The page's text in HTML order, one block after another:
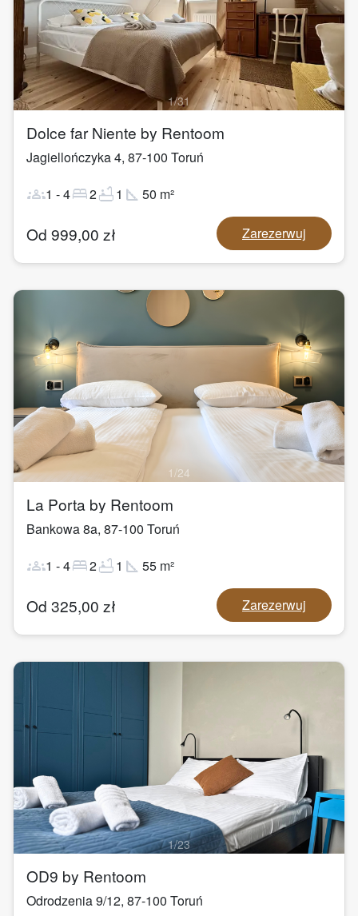
1/31
Dolce far Niente by Rentoom
Jagiellończyka 4, 87-100 Toruń
groups1 -4bed2bathtub1 square_foot 50 m²
Od 999,00 zł Zarezerwuj
1/24
La Porta by Rentoom
Bankowa 8a, 87-100 Toruń
groups1 -4bed2bathtub1 square_foot 55 m²
Od 325,00 zł Zarezerwuj
1/23
OD9 by Rentoom
Odrodzenia 9/12, 87-100 Toruń